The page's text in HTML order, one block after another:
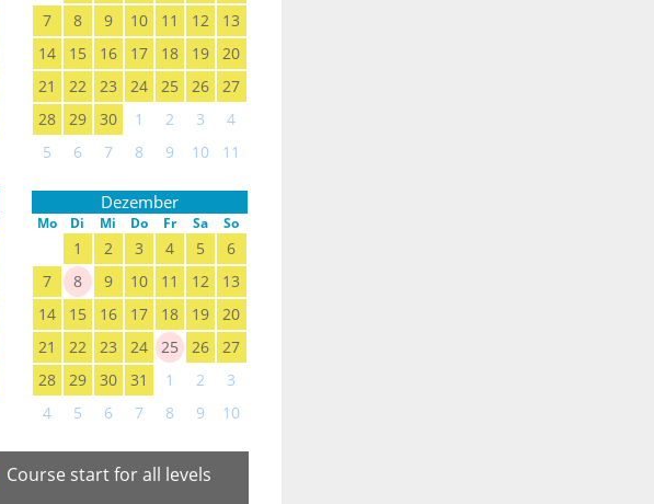
7
8 9 10 11 12
13
14
15 16 17 18 19
20
21
22 23 24 25 26
27
28
29 30 1 2 3
4
5
6 7 8 9 10 11
Dezember
Mo Di Mi Do Fr Sa So
1 2 3 4 5
6
7
8 9 10 11 12
13
14
15 16 17 18 19
20
21
22 23 24 25 26
27
28
29 30 31 1 2
3
4
5 6 7 8 9 10
Course start for all levels